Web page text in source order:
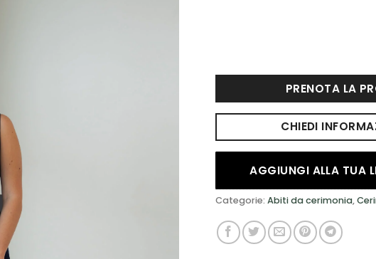
PRENOTA LA
CHIEDI
AGGIUNGI ALLA TUA
Categorie: Abiti da cerimonia,